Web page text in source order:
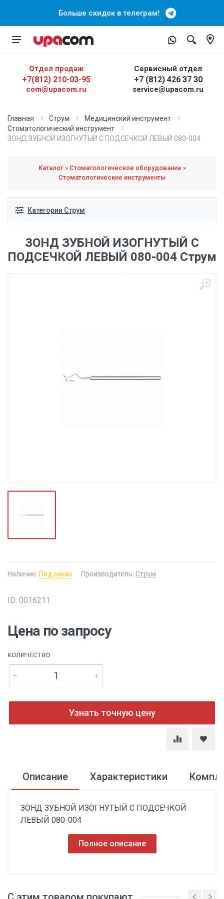
Больше скидок в телеграм!
Отдел продаж
+7(812) 210-03-95
com@upacom.ru
Сервисный отдел
+7 (812) 426 37 30
service@upacom.ru
Главная Струм
Медицинский инструмент
Cтоматологический инструмент
ЗОНД ЗУБНОЙ ИЗОГНУТЫЙ С ПОДСЕЧКОЙ ЛЕВЫЙ 080-004
Каталог » Стоматологическое оборудование »
Стоматологические инструменты
Категории Струм
ЗОНД ЗУБНОЙ ИЗОГНУТЫЙ С
ПОДСЕЧКОЙ ЛЕВЫЙ 080-004 Струм
Наличие: Под заказ Производитель: Струм
ID: 0016211
Цена по запросу
КОЛИЧЕСТВО
Узнать точную цену
Описание Характеристики
ЗОНД ЗУБНОЙ ИЗОГНУТЫЙ С ПОДСЕЧКОЙ
ЛЕВЫЙ 080-004
Полное описание